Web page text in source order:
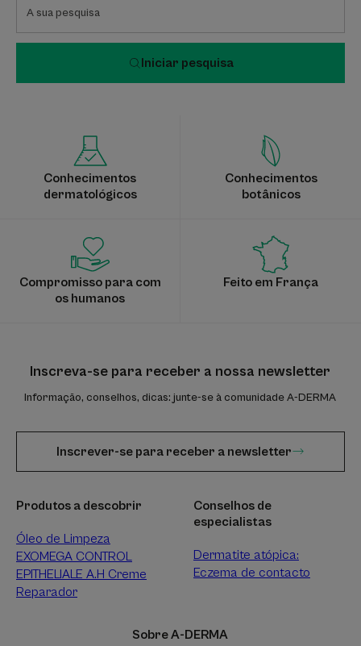
Iniciar pesquisa
Conhecimentos
dermatológicos
Conhecimentos
botânicos
Compromisso para com
os humanos
Feito em França
Inscreva-se para receber a nossa newsletter
Informação, conselhos, dicas: junte-se à comunidade A-DERMA
Inscrever-se para receber a newsletter
Produtos a descobrir
Óleo de Limpeza
EXOMEGA CONTROL
EPITHELIALE A.H Creme
Reparador
Conselhos de
especialistas
Dermatite atópica:
Eczema de contacto
Sobre A-DERMA